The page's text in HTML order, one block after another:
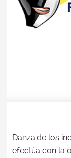
Danza de los
efectúa con la